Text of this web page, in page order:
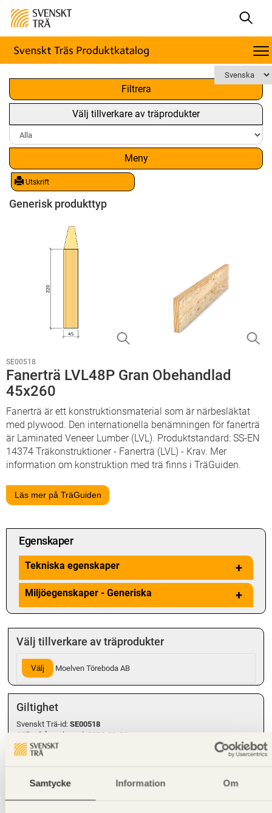
Samtycke Information Om
Filtrera
Välj tillverkare av träprodukter
Meny
Utskrift
x
Generisk produkttyp
SE00518
Fanerträ LVL48P Gran Obehandlad
45x260
Fanerträ är ett konstruktionsmaterial som är närbesläktat
med plywood. Den internationella benämningen för fanerträ
är Laminated Veneer Lumber (LVL). Produktstandard: SS-EN
14374 Träkonstruktioner - Fanerträ (LVL) - Krav. Mer
information om konstruktion med trä finns i TräGuiden.
Läs mer på TräGuiden
Egenskaper
Tekniska egenskaper +
Miljöegenskaper - Generiska +
Välj tillverkare av träprodukter
Välj Moelven Töreboda AB
Giltighet
Svenskt Trä-id: SE00518
Gäller från och med: 2024-08-01
Tabellens karakteristiska dimensioneringsvärden är baserade på ett
tekniskt godkännande, Metsä Wood (VTT Certificate No 184/03,